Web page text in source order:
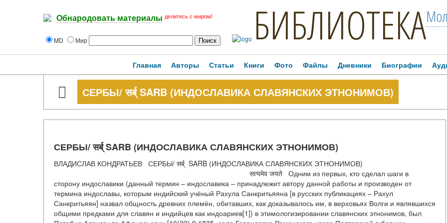
Обнародовать материалы делитесь с миром!
MD Мир БИБЛИОТЕКА
Главная Авторы Статьи Книги Фото Файлы Дневники Биографии
СЕРБЫ/ सर्ब् SARB (ИНДОСЛАВИКА СЛАВЯНСКИХ ЭТНОНИМОВ)
СЕРБЫ/ सर्ब् SARB (ИНДОСЛАВИКА СЛАВЯНСКИХ ЭТНОНИМОВ)
ВЛАДИСЛАВ КОНДРАТЬЕВ СЕРБЫ/ सर्ब् SARB (ИНДОСЛАВИКА СЛАВЯНСКИХ ЭТНОНИМОВ)
सत्यमेव जयते Одним из первых, кто сделал шаги в
сторону индославики (данный термин – индославика – принадлежит автору данной работы и производен от
термина индославы, которым индийский учёный Рахула Санкритьяяна [в русских публикациях – Рахул
Санкритьяян] назвал общность древних племён, обитавших, как доказывалось им, в верховьях Волги и являвшихся
общими предками для славян и индийцев как индоариев[1]) в этимологизировании славянских этнонимов, был